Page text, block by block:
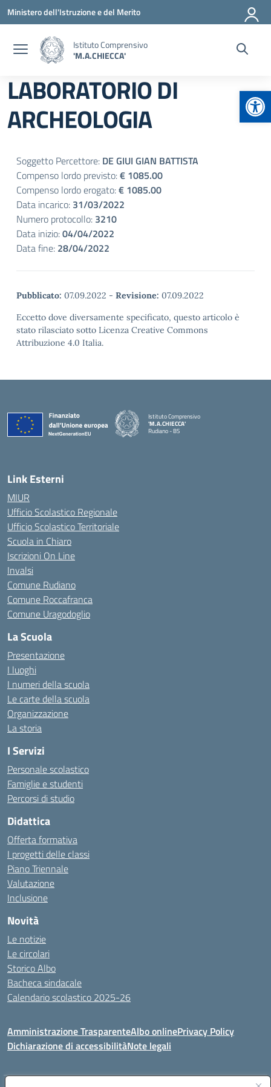
Vai ai contenuti
Vai al menu di navigazione
Vai al footer
Ministero dell'Istruzione e del Merito
Istituto Comprensivo
'M.A.CHIECCA'
LABORATORIO DI
ARCHEOLOGIA
Soggetto Percettore: DE GIUI GIAN BATTISTA
Compenso lordo previsto:€ 1085.00
Compenso lordo erogato:€ 1085.00
Data incarico: 31/03/2022
Numero protocollo: 3210
Data inizio:04/04/2022
Data fine: 28/04/2022
Pubblicato: 07.09.2022 - Revisione: 07.09.2022
Eccetto dove diversamente specificato, questo articolo è
stato rilasciato sotto Licenza Creative Commons
Attribuzione 4.0 Italia.
Istituto Comprensivo
'M.A.CHIECCA'
Rudiano - BS
Link Esterni
MIUR
Ufficio Scolastico Regionale
Ufficio Scolastico Territoriale
Scuola in Chiaro
Iscrizioni On Line
Invalsi
Comune Rudiano
Comune Roccafranca
Comune Uragodoglio
La Scuola
Presentazione
I luoghi
I numeri della scuola
Le carte della scuola
Organizzazione
La storia
I Servizi
Personale scolastico
Famiglie e studenti
Percorsi di studio
Didattica
Offerta formativa
I progetti delle classi
Piano Triennale
Valutazione
Inclusione
Novità
Le notizie
Le circolari
Storico Albo
Bacheca sindacale
Calendario scolastico 2025-26
Amministrazione TrasparenteAlbo onlinePrivacy Policy
Dichiarazione di accessibilitàNote legali